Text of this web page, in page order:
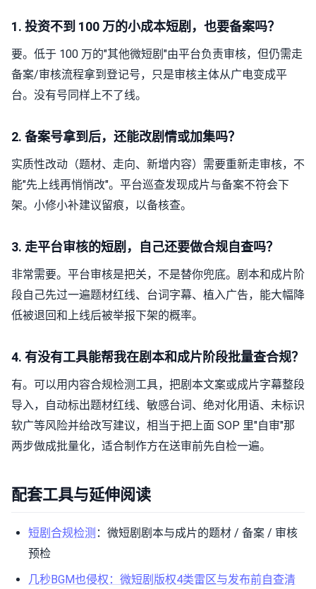
1. 投资不到 100 万的小成本短剧，也要备案吗？
要。低于 100 万的"其他微短剧"由平台负责审核，但仍需走
备案/审核流程拿到登记号，只是审核主体从广电变成平
台。没有号同样上不了线。
2. 备案号拿到后，还能改剧情或加集吗？
实质性改动（题材、走向、新增内容）需要重新走审核，不
能"先上线再悄悄改"。平台巡查发现成片与备案不符会下
架。小修小补建议留痕，以备核查。
3. 走平台审核的短剧，自己还要做合规自查吗？
非常需要。平台审核是把关，不是替你兜底。剧本和成片阶
段自己先过一遍题材红线、台词字幕、植入广告，能大幅降
低被退回和上线后被举报下架的概率。
4. 有没有工具能帮我在剧本和成片阶段批量查合规？
有。可以用内容合规检测工具，把剧本文案或成片字幕整段
导入，自动标出题材红线、敏感台词、绝对化用语、未标识
软广等风险并给改写建议，相当于把上面 SOP 里"自审"那
两步做成批量化，适合制作方在送审前先自检一遍。
配套工具与延伸阅读
短剧合规检测 ：微短剧剧本与成片的题材 / 备案 / 审核
预检
几秒BGM也侵权：微短剧版权4类雷区与发布前自查清